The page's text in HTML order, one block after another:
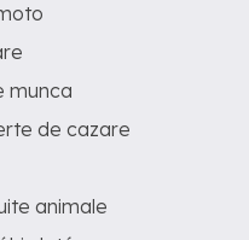
munca
de cazare
animale